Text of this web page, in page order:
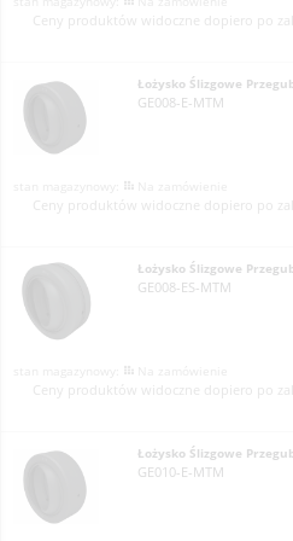
Ceny produktów widoczne dopiero po
Łożysko Ślizgowe
GE008-E-MTM
Ceny produktów widoczne dopiero po
Łożysko Ślizgowe
GE008-ES-MTM
Ceny produktów widoczne dopiero po
Łożysko Ślizgowe
GE010-E-MTM